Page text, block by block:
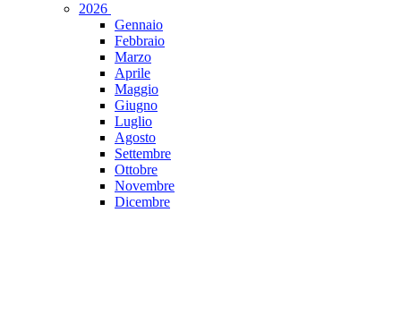
2026
Gennaio
Febbraio
Marzo
Aprile
Maggio
Giugno
Luglio
Agosto
Settembre
Ottobre
Novembre
Dicembre